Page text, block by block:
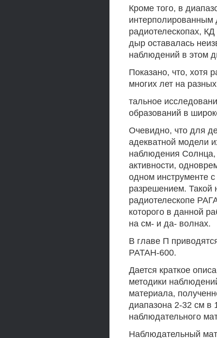
Кроме того, в
радиотелескопах,
дыр оставалась
наблюдений в этом
Показано, что, хотя
многих лет на
тальное
образований в
Очевидно, что для
адекватной модели
наблюдения Солнца,
активности,
одном инструменте
разрешением. Такой
радиотелескопе
которого в данной
на см- и да- волнах.
В главе П
РАТАН-600.
Дается краткое
методики
материала,
диапазона 2-32 см в
наблюдательного
Наблюдательный